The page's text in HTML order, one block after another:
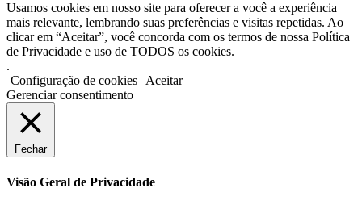
Usamos cookies em nosso site para oferecer a você a experiência
mais relevante, lembrando suas preferências e visitas repetidas. Ao
clicar em “Aceitar”, você concorda com os termos de nossa Política
de Privacidade e uso de TODOS os cookies.
.
Configuração de cookies
Aceitar
Gerenciar consentimento
Fechar
Visão Geral de Privacidade